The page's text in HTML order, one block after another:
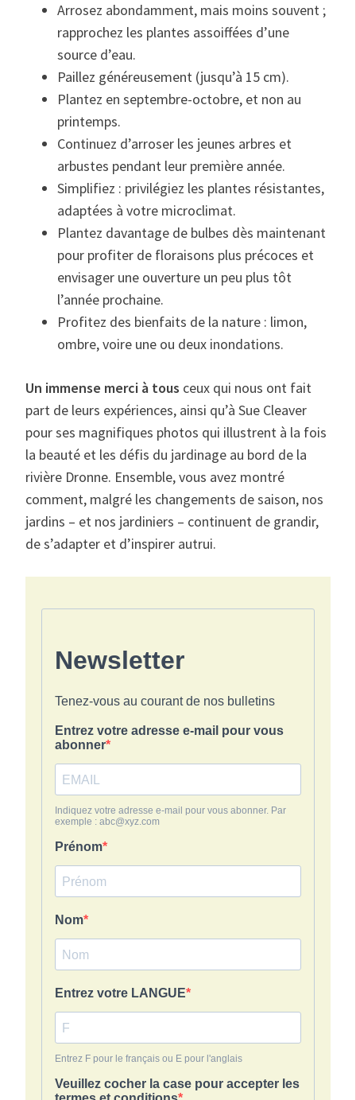
Arrosez abondamment, mais moins souvent ;
rapprochez les plantes assoiffées d’une
source d’eau.
Paillez généreusement (jusqu’à 15 cm).
Plantez en septembre-octobre, et non au
printemps.
Continuez d’arroser les jeunes arbres et
arbustes pendant leur première année.
Simplifiez : privilégiez les plantes résistantes,
adaptées à votre microclimat.
Plantez davantage de bulbes dès maintenant
pour profiter de floraisons plus précoces et
envisager une ouverture un peu plus tôt
l’année prochaine.
Profitez des bienfaits de la nature : limon,
ombre, voire une ou deux inondations.
Un immense merci à tous ceux qui nous ont fait
part de leurs expériences, ainsi qu’à Sue Cleaver
pour ses magnifiques photos qui illustrent à la fois
la beauté et les défis du jardinage au bord de la
rivière Dronne. Ensemble, vous avez montré
comment, malgré les changements de saison, nos
jardins – et nos jardiniers – continuent de grandir,
de s’adapter et d’inspirer autrui.